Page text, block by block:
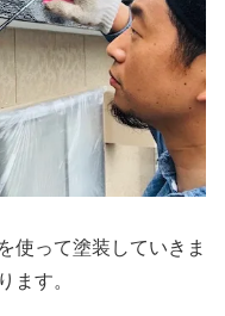
使って塗装していきま
ます。